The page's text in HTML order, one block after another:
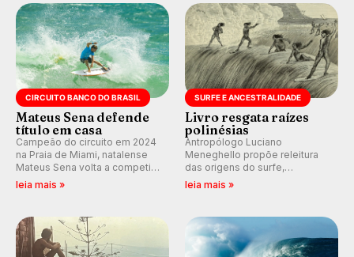
CIRCUITO BANCO DO BRASIL
Mateus Sena defende
título em casa
Campeão do circuito em 2024
na Praia de Miami, natalense
Mateus Sena volta a competir
em casa em busca de manter a
hegemonia potiguar em etapa
leia mais »
SURFE E ANCESTRALIDADE
Livro resgata raízes
polinésias
Antropólogo Luciano
Meneghello propõe releitura
das origens do surfe,
resgatando a cultura polinésia
e questionando a visão
prática em esporte e indústria.
leia mais »